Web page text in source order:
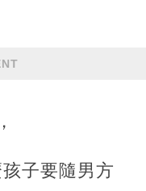
子要隨男方